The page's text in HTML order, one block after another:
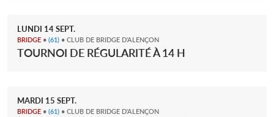
LUNDI 14SEPT.
BRIDGE • (61) • CLUB DE BRIDGE D'ALENÇON
TOURNOI DE RÉGULARITÉ À 14 H
MARDI 15 SEPT.
BRIDGE • (61) • CLUB DE BRIDGE D'ALENÇON